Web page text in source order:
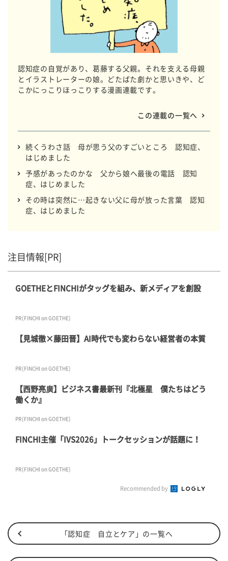
認知症の自覚があり、葛藤する父親。それを支える母親
とイラストレーターの娘。どたばた劇かと思いきや、ど
こかにっこりほっこりする漫画連載です。
この連載の一覧へ
続くうわさ話 母が思う父のすごいところ 認知症、
はじめました
予感があったのかな 父から娘へ最後の電話 認知
症、はじめました
その時は突然に…起きない父に母が放った言葉 認知
症、はじめました
注目情報[PR]
GOETHEとFINCHIがタッグを組み、新メディアを創設
PR(FINCHI on GOETHE)
【見城徹×藤田晋】AI時代でも変わらない経営者の本質
PR(FINCHI on GOETHE)
【西野亮廣】ビジネス書最新刊『北極星 僕たちはどう
働くか』
PR(FINCHI on GOETHE)
FINCHI主催「IVS2026」トークセッションが話題に！
PR(FINCHI on GOETHE)
Recommended by
「認知症 自立とケア」の一覧へ